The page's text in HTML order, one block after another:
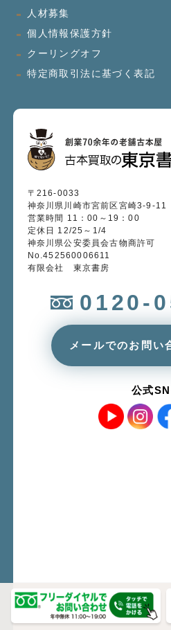
人材募集
個人情報保護方針
クーリングオフ
特定商取引法に基づく表記
〒216-0033
神奈川県川崎市宮前区宮崎3-9-11
営業時間 11：00～19：00
定休日 12/25～1/4
神奈川県公安委員会古物商許可
No.452560006611
有限会社 東京書房
0120-
メールでのお問い
公式